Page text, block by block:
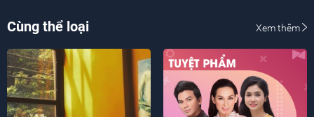
Cùng thể loại Xem thêm